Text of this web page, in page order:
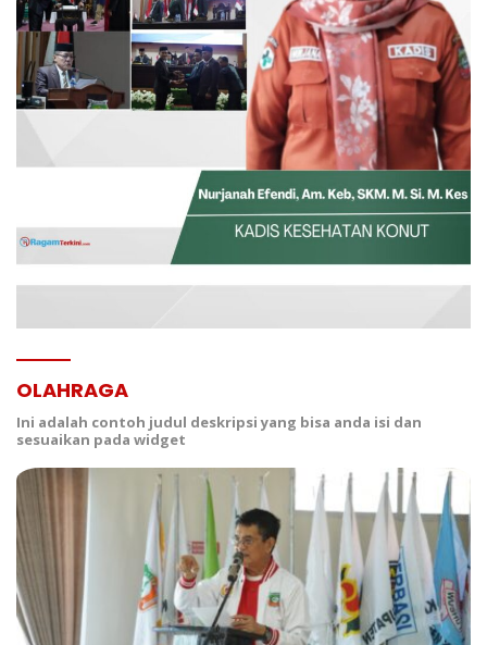
OLAHRAGA
Ini adalah contoh judul deskripsi yang bisa anda isi dan
sesuaikan pada widget